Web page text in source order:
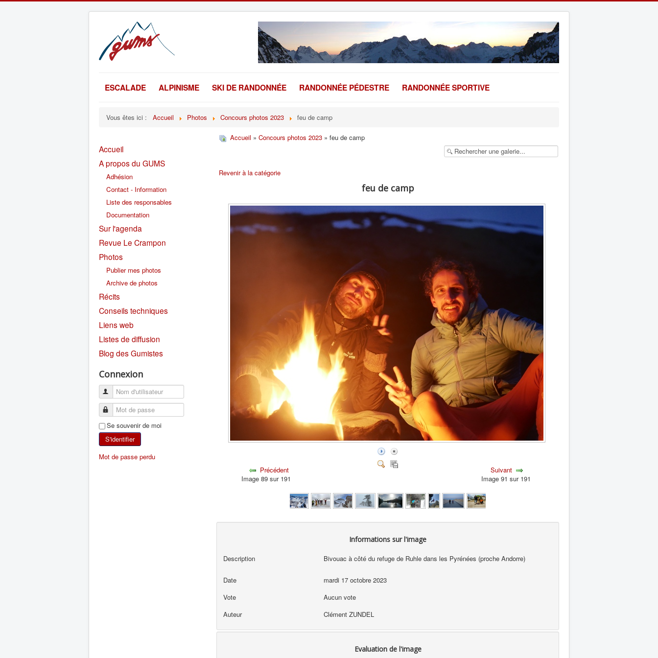
ESCALADE ALPINISME SKI DE RANDONNÉE RANDONNÉE PÉDESTRE RANDONNÉE SPORTIVE
Vous êtes ici : Accueil Photos Concours photos 2023 feu de camp
Accueil
A propos du GUMS
Adhésion
Contact - Information
Liste des responsables
Documentation
Sur l'agenda
Revue Le Crampon
Photos
Publier mes photos
Archive de photos
Récits
Conseils techniques
Liens web
Listes de diffusion
Blog des Gumistes
Connexion
Se souvenir de moi
S'identifier
Mot de passe perdu
Accueil » Concours photos 2023 » feu de camp
Revenir à la catégorie
feu de camp
Précédent
Image 89 sur 191
Suivant
Image 91 sur 191
Informations sur l'image
Description Bivouac à côté du refuge de Ruhle dans les Pyrénées (proche Andorre)
Date
mardi 17 octobre 2023
Vote
Aucun vote
Auteur
Clément ZUNDEL
Evaluation de l'image